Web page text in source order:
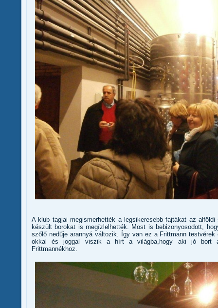
A klub tagjai megismerhették a legsikeresebb fajtákat az
készült borokat is megízlelhették. Most is bebizonyosodott,
szőlő nedűje arannyá változik. Így van ez a Frittmann
okkal és joggal viszik a hírt a világba,hogy aki jó bort
Frittmannékhoz.